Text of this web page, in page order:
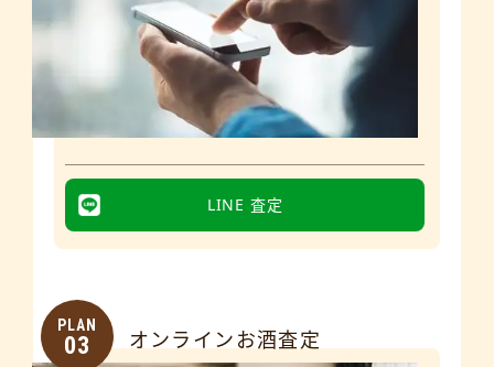
LINE 査定
PLAN
03 オンラインお酒査定